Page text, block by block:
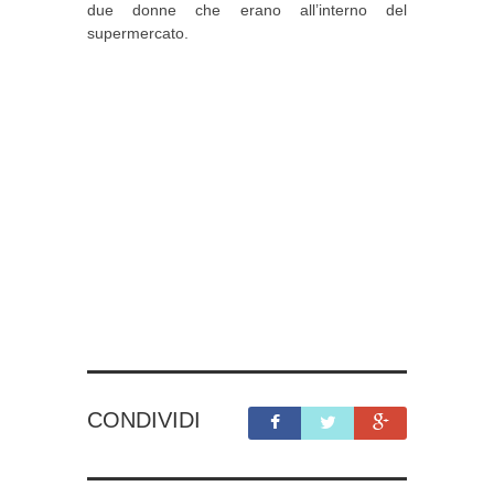
due donne che erano all’interno del
supermercato.
CONDIVIDI